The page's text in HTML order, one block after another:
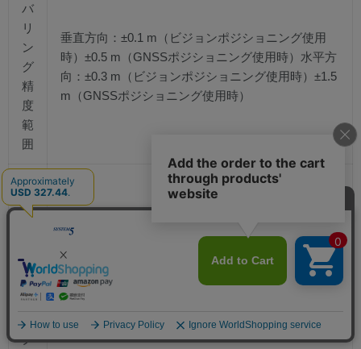
バ
リ
ン
グ
精
度
範
囲
垂直方向：±0.1 m（ビジョンポジショニング使用
時）±0.5 m（GNSSポジショニング使用時）水平方
向：±0.3 m（ビジョンポジショニング使用時）±1.5
m（GNSSポジショニング使用時）
内
部
ス
レ
ー
ジ
ク